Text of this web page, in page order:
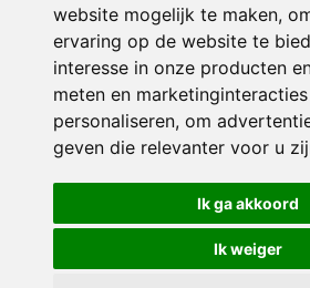
website mogelijk te maken,
ervaring op de website te
interesse in onze producten
meten en
personaliseren, om
geven die relevanter voor u
Ik ga akkoord
Ik weiger
© 2026 Avonturijn | Alle rechten
Privacy policy|Disclaimer|
voorkeuren
Crealisatie The